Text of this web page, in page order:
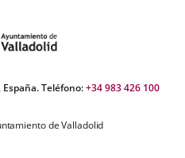
España. Teléfono:+34 983 426 100
de Valladolid